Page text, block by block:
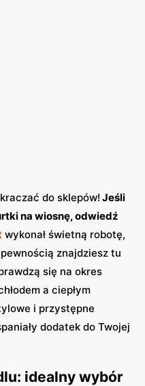
do sklepów! Jeśli
na wiosnę, odwiedź
wykonał świetną robotę,
znajdziesz tu
się na okres
a ciepłym
i przystępne
dodatek do Twojej
idealny wybór